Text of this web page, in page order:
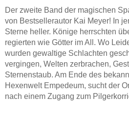
Der zweite Band der magischen
von Bestsellerautor Kai Meyer! In
Sterne heller. Könige herrschten
regierten wie Götter im All. Wo
wurden gewaltige Schlachten
vergingen, Welten zerbrachen,
Sternenstaub. Am Ende des
Hexenwelt Empedeum, sucht der
nach einem Zugang zum